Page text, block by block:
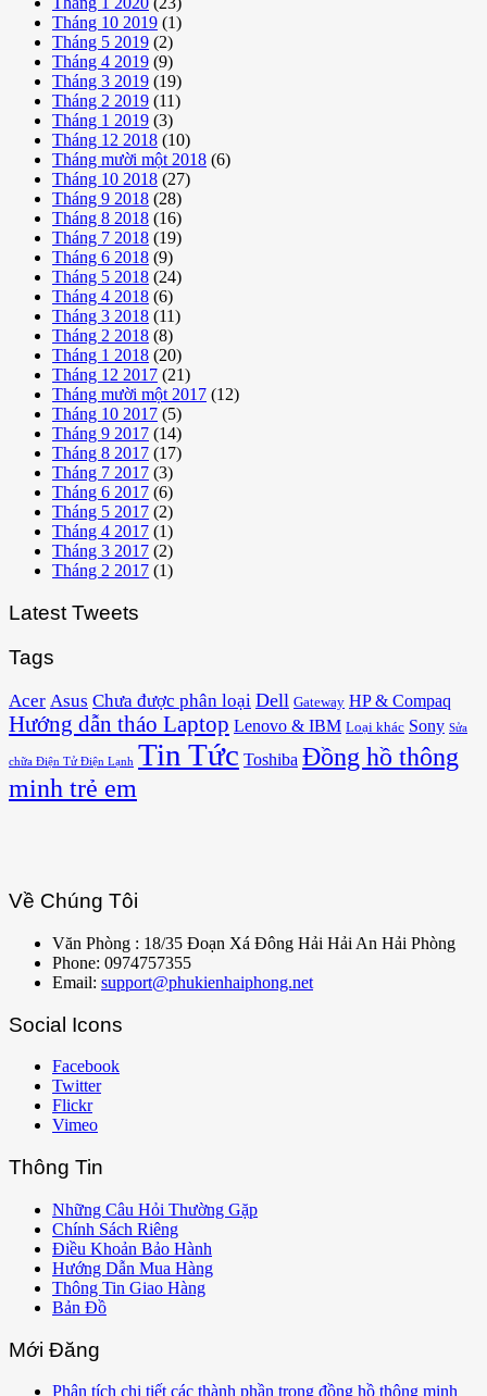
Tháng 10 2019 (1)
Tháng 5 2019 (2)
Tháng 4 2019 (9)
Tháng 3 2019 (19)
Tháng 2 2019 (11)
Tháng 1 2019 (3)
Tháng 12 2018 (10)
Tháng mười một 2018 (6)
Tháng 10 2018 (27)
Tháng 9 2018 (28)
Tháng 8 2018 (16)
Tháng 7 2018 (19)
Tháng 6 2018 (9)
Tháng 5 2018 (24)
Tháng 4 2018 (6)
Tháng 3 2018 (11)
Tháng 2 2018 (8)
Tháng 1 2018 (20)
Tháng 12 2017 (21)
Tháng mười một 2017 (12)
Tháng 10 2017 (5)
Tháng 9 2017 (14)
Tháng 8 2017 (17)
Tháng 7 2017 (3)
Tháng 6 2017 (6)
Tháng 5 2017 (2)
Tháng 4 2017 (1)
Tháng 3 2017 (2)
Tháng 2 2017 (1)
Latest Tweets
Tags
Acer Asus Chưa được phân loại Dell Gateway HP & Compaq
Hướng dẫn tháo Laptop Lenovo & IBM Loại khác Sony Sửa
chữa Điện Tử Điện Lạnh Tin Tức Toshiba Đồng hồ thông
minh trẻ em
Về Chúng Tôi
Văn Phòng : 18/35 Đoạn Xá Đông Hải Hải An Hải Phòng
Phone: 0974757355
Email: support@phukienhaiphong.net
Social Icons
Facebook
Twitter
Flickr
Vimeo
Thông Tin
Những Câu Hỏi Thường Gặp
Chính Sách Riêng
Điều Khoản Bảo Hành
Hướng Dẫn Mua Hàng
Thông Tin Giao Hàng
Bản Đồ
Mới Đăng
Phân tích chi tiết các thành phần trong đồng hồ thông minh